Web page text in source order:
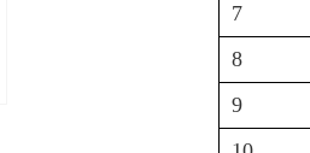
7
8
9